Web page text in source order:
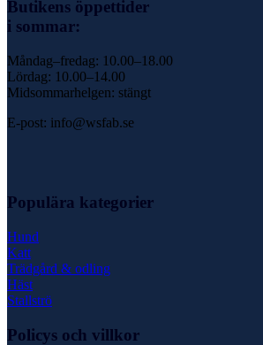
Butikens öppettider
i sommar:
Måndag–fredag: 10.00–18.00
Lördag: 10.00–14.00
Midsommarhelgen: stängt
E-post: info@wsfab.se
Populära kategorier
Hund
Katt
Trädgård & odling
Häst
Stallströ
Policys och villkor